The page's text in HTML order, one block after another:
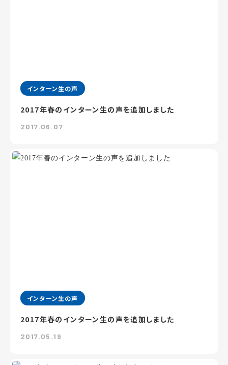
インターン生の声
2017年春のインターン生の声を追加しました
2017.06.07
インターン生の声
2017年春のインターン生の声を追加しました
2017.05.19